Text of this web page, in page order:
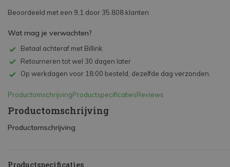
Beoordeeld met een 9,1 door 35.808 klanten
Wat mag je verwachten?
Betaal achteraf met Billink
Retourneren tot wel 30 dagen later
Op werkdagen voor 18:00 besteld, dezelfde dag verzonden.
ProductomschrijvingProductspecificatiesReviews
Productomschrijving
Productomschrijving
Productspecificaties